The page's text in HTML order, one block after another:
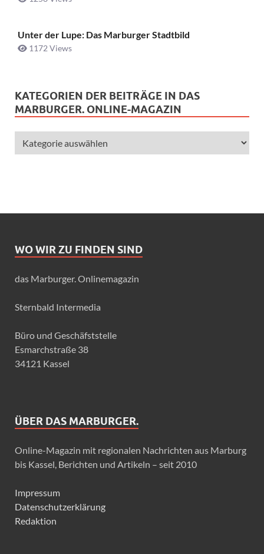
Unter der Lupe: Das Marburger Stadtbild
1172 Views
KATEGORIEN DER BEITRÄGE IN DAS
MARBURGER. ONLINE-MAGAZIN
WO WIR ZU FINDEN SIND
das Marburger. Onlinemagazin
Sternbald Intermedia
Büro und Geschäfststelle
Esmarchstraße 38
34121 Kassel
ÜBER DAS MARBURGER.
Online-Magazin mit regionalen Nachrichten aus Marburg
bis Kassel, Berichten und Artikeln – seit 2010
Impressum
Datenschutzerklärung
Redaktion